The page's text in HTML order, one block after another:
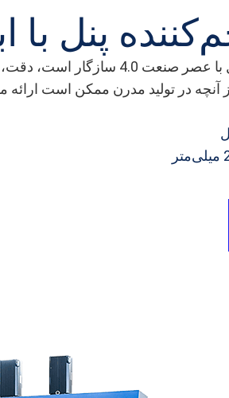
پنل با
با راهکار پیشرفته ما که
در تولید مدرن ممکن است ارائه